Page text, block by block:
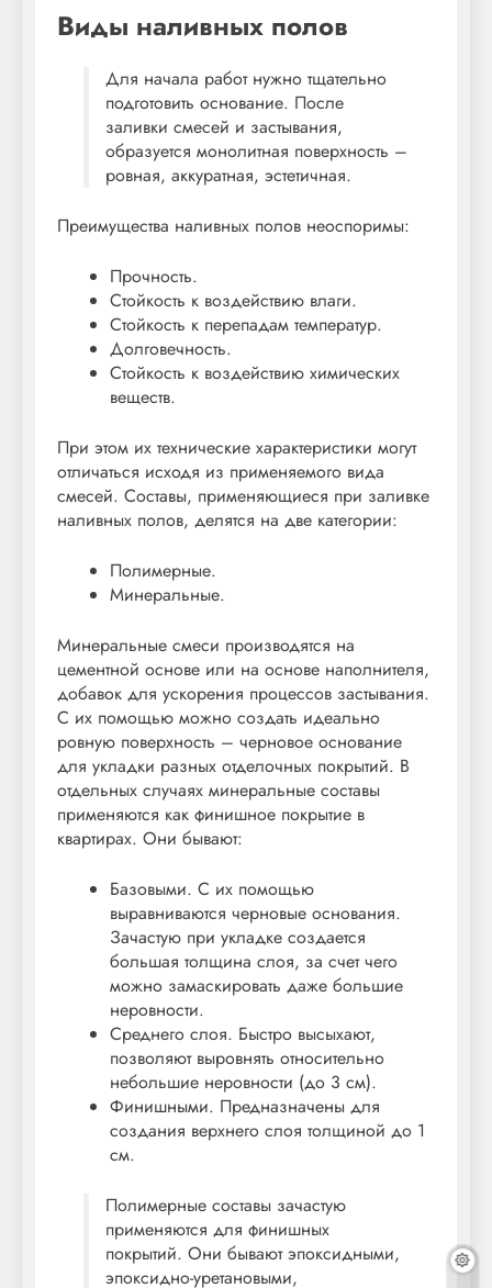
Виды наливных полов
Для начала работ нужно тщательно
подготовить основание. После
заливки смесей и застывания,
образуется монолитная поверхность –
ровная, аккуратная, эстетичная.
Преимущества наливных полов неоспоримы:
Прочность.
Стойкость к воздействию влаги.
Стойкость к перепадам температур.
Долговечность.
Стойкость к воздействию химических
веществ.
При этом их технические характеристики могут
отличаться исходя из применяемого вида
смесей. Составы, применяющиеся при заливке
наливных полов, делятся на две категории:
Полимерные.
Минеральные.
Минеральные смеси производятся на
цементной основе или на основе наполнителя,
добавок для ускорения процессов застывания.
С их помощью можно создать идеально
ровную поверхность – черновое основание
для укладки разных отделочных покрытий. В
отдельных случаях минеральные составы
применяются как финишное покрытие в
квартирах. Они бывают:
Базовыми. С их помощью
выравниваются черновые основания.
Зачастую при укладке создается
большая толщина слоя, за счет чего
можно замаскировать даже большие
неровности.
Среднего слоя. Быстро высыхают,
позволяют выровнять относительно
небольшие неровности (до 3 см).
Финишными. Предназначены для
создания верхнего слоя толщиной до 1
см.
Полимерные составы зачастую
применяются для финишных
покрытий. Они бывают эпоксидными,
эпоксидно-уретановыми,